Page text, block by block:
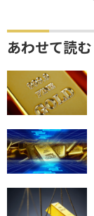
あわせて読む